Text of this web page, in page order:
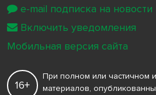
16+
При полном или частичном
материалов,
e-mail подписка на новости
Включить уведомления
Мобильная версия сайта